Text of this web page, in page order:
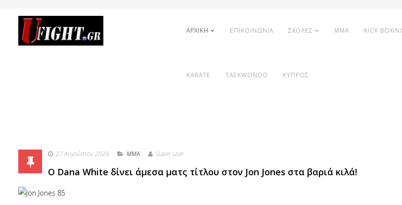
ΑΡΧΙΚΗ ΕΠΙΚΟΙΝΩΝΙΑ ΣΧΟΛΕΣ MMA KICK
KARATE TAEKWONDO ΚΥΠΡΟΣ
27 Αυγούστου 2020 MMA Super User
Ο Dana White δίνει άμεσα ματς τίτλου στον Jon Jones στα βαριά κιλά!